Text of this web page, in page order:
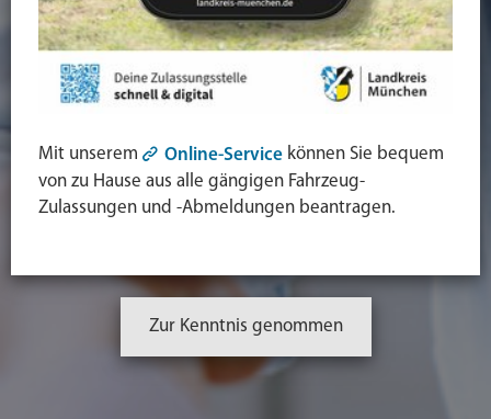
Mit unserem Online-Service können Sie bequem
von zu Hause aus alle gängigen Fahrzeug-
Zulassungen und -Abmeldungen beantragen.
Zur Kenntnis genommen